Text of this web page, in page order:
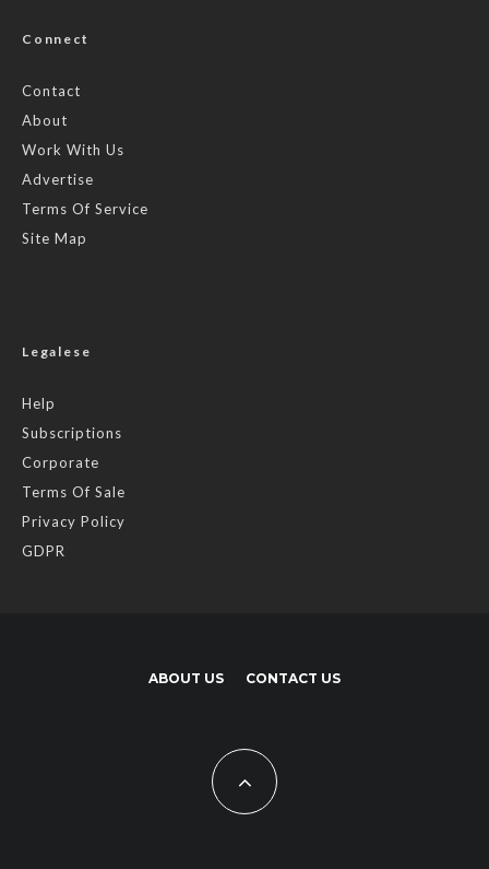
Connect
Contact
About
Work With Us
Advertise
Terms Of Service
Site Map
Legalese
Help
Subscriptions
Corporate
Terms Of Sale
Privacy Policy
GDPR
ABOUT US CONTACT US